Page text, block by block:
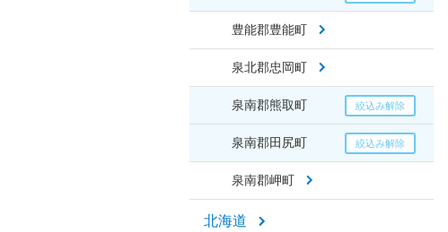
豊能郡豊能町
泉北郡忠岡町
泉南郡熊取町
泉南郡田尻町
泉南郡岬町
北海道